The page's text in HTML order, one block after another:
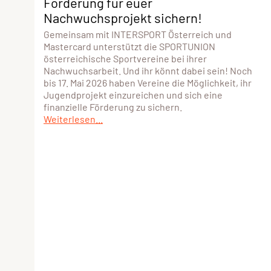
Nachwuchsprojekt sichern!
Gemeinsam mit INTERSPORT Österreich und
Mastercard unterstützt die SPORTUNION
österreichische Sportvereine bei ihrer
Nachwuchsarbeit. Und ihr könnt dabei sein! Noch
bis 17. Mai 2026 haben Vereine die Möglichkeit, ihr
Jugendprojekt einzureichen und sich eine
finanzielle Förderung zu sichern.
Weiterlesen...